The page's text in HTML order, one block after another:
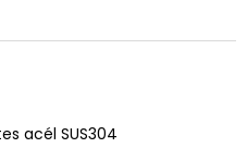
acél SUS304